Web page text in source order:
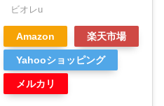
ビオレu
Amazon 楽天市場
Yahooショッピング
メルカリ